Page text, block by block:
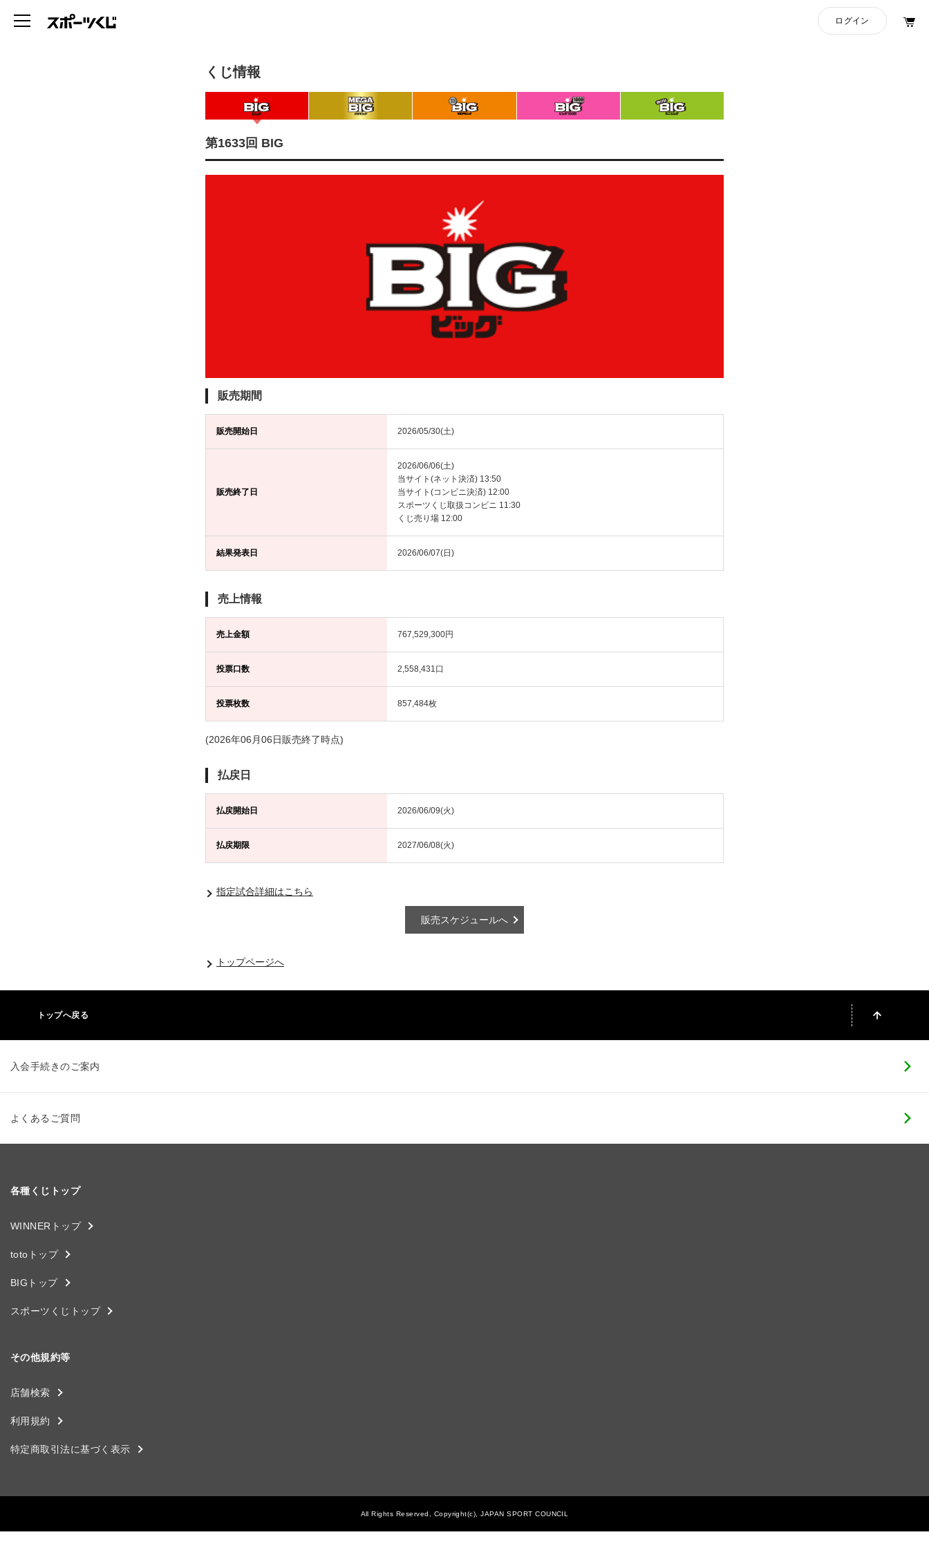
くじ情報
第1633回 BIG
販売期間
販売開始日 2026/05/30(土)
販売終了日
2026/06/06(土)
当サイト(ネット決済) 13:50
当サイト(コンビニ決済) 12:00
スポーツくじ取扱コンビニ 11:30
くじ売り場 12:00
結果発表日 2026/06/07(日)
売上情報
売上金額 767,529,300円
投票口数 2,558,431口
投票枚数 857,484枚
(2026年06月06日販売終了時点)
払戻日
払戻開始日 2026/06/09(火)
払戻期限 2027/06/08(火)
指定試合詳細はこちら
販売スケジュールへ
トップページへ